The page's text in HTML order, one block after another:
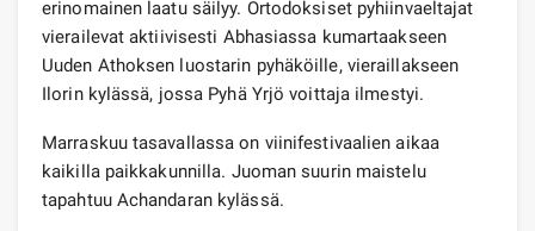
erinomainen laatu säilyy. Ortodoksiset pyhiinvaeltajat
vierailevat aktiivisesti Abhasiassa kumartaakseen
Uuden Athoksen luostarin pyhäköille, vieraillakseen
Ilorin kylässä, jossa Pyhä Yrjö voittaja ilmestyi.
Marraskuu tasavallassa on viinifestivaalien aikaa
kaikilla paikkakunnilla. Juoman suurin maistelu
tapahtuu Achandaran kylässä.